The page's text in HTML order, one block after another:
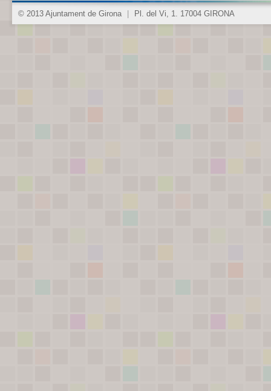
© 2013 Ajuntament de Girona Pl. del Vi, 1. 17004 GIRONA